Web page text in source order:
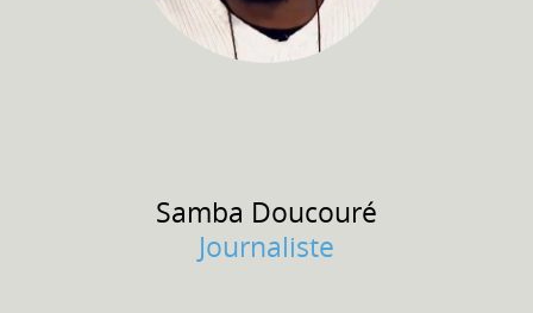
Samba Doucouré
Journaliste